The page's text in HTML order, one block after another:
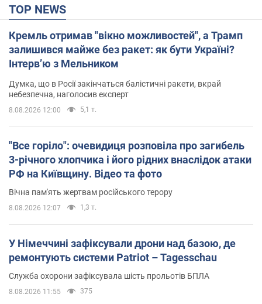
TOP NEWS
Кремль отримав "вікно можливостей", а Трамп
залишився майже без ракет: як бути Україні?
Інтерв’ю з Мельником
Думка, що в Росії закінчаться балістичні ракети, вкрай
небезпечна, наголосив експерт
8.08.2026 12:00 5,1 т.
"Все горіло": очевидиця розповіла про загибель
3-річного хлопчика і його рідних внаслідок атаки
РФ на Київщину. Відео та фото
Вічна пам'ять жертвам російського терору
8.08.2026 12:07 1,3 т.
У Німеччині зафіксували дрони над базою, де
ремонтують системи Patriot – Tagesschau
Служба охорони зафіксувала шість прольотів БПЛА
8.08.2026 11:55 375